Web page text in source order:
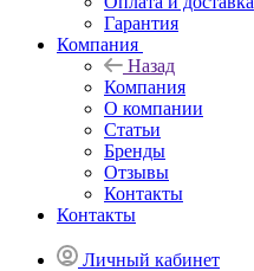
Гарантия
Компания
Назад
Компания
О компании
Статьи
Бренды
Отзывы
Контакты
Контакты
Личный кабинет